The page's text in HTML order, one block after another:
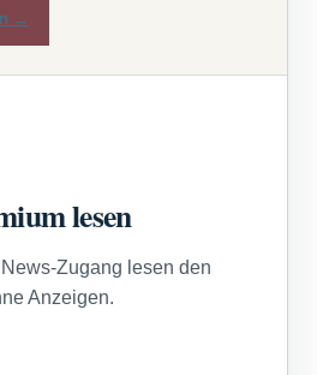
→
lesen
Zugang lesen den
Anzeigen.